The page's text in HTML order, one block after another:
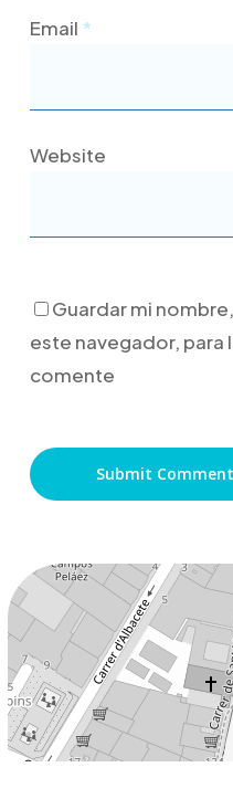
Email *
Website
Guardar mi
este navegador, para
comente